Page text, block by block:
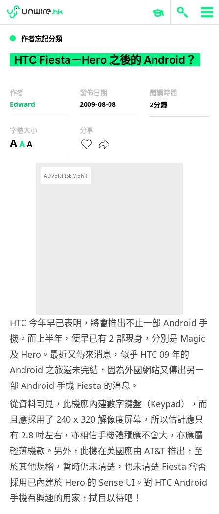
HTC Fiesta－Hero 之後的 Android？
WWDC 2026 ERP 與商業 AI
作者忘記分類
HTC Fiesta－Hero 之後的 Android？
作者
Edward
發佈日期
2009-08-08
閱讀時間
2分鐘
字體大小
AAA
分享
ADVERTISEMENT
HTC 今年早已表明，將會推出不止一部 Android 手
機。而上半年，便早已有 2 部現身，分別是 Magic
及 Hero。最近又傳來消息，似乎 HTC 09 年的
Android 之旅還未完結，因為外國網站又傳出另一
部 Android 手機 Fiesta 的消息。
從資料可見，此機應內建數字鍵盤（Keypad），而
且應採用了 240 x 320 解像度屏幕，所以估計應只
有 2.8 吋左右，亦相信手機體積應不會大，亦應屬
輕薄機款。另外，此機在美國應由 AT&T 推出，至
於其他規格，暫時仍未清楚，也未清楚 Fiesta 會否
採用已內建於 Hero 的 Sense UI。對 HTC Android
手機有興趣的用家，拭目以待吧！